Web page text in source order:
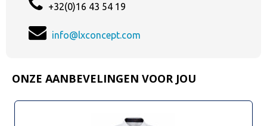
+32(0)16 43 54 19
info@lxconcept.com
ONZE AANBEVELINGEN VOOR JOU